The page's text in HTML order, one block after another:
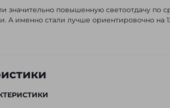
значительно повышенную светоотдачу по
А именно стали лучше ориентировочно на